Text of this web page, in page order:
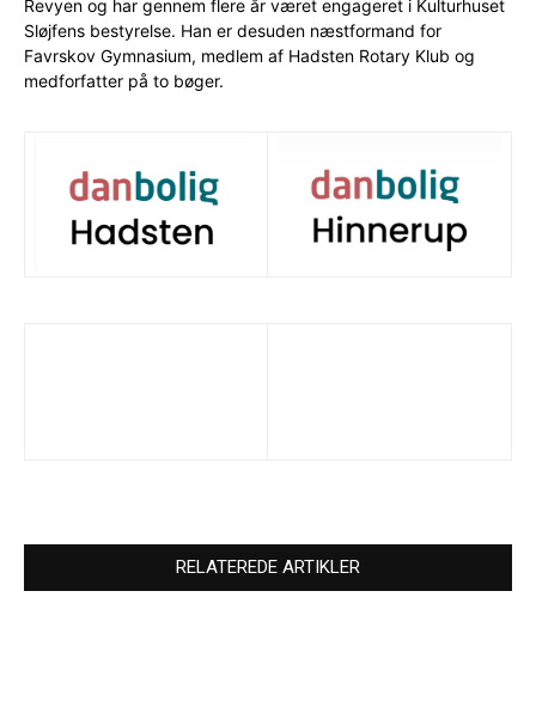
Revyen og har gennem flere år været engageret i Kulturhuset
Sløjfens bestyrelse. Han er desuden næstformand for
Favrskov Gymnasium, medlem af Hadsten Rotary Klub og
medforfatter på to bøger.
RELATEREDE ARTIKLER